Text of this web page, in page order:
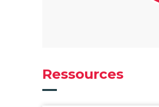
Ressources